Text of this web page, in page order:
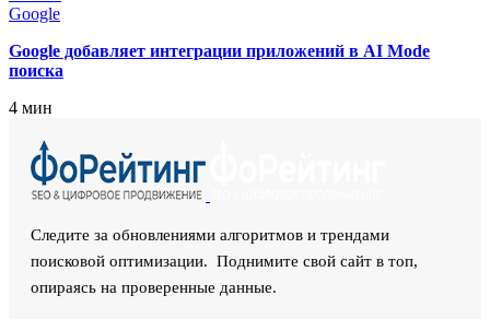
Google
Google добавляет интеграции приложений в AI Mode
поиска
4 мин
Следите за обновлениями алгоритмов и трендами
поисковой оптимизации. Поднимите свой сайт в топ,
опираясь на проверенные данные.